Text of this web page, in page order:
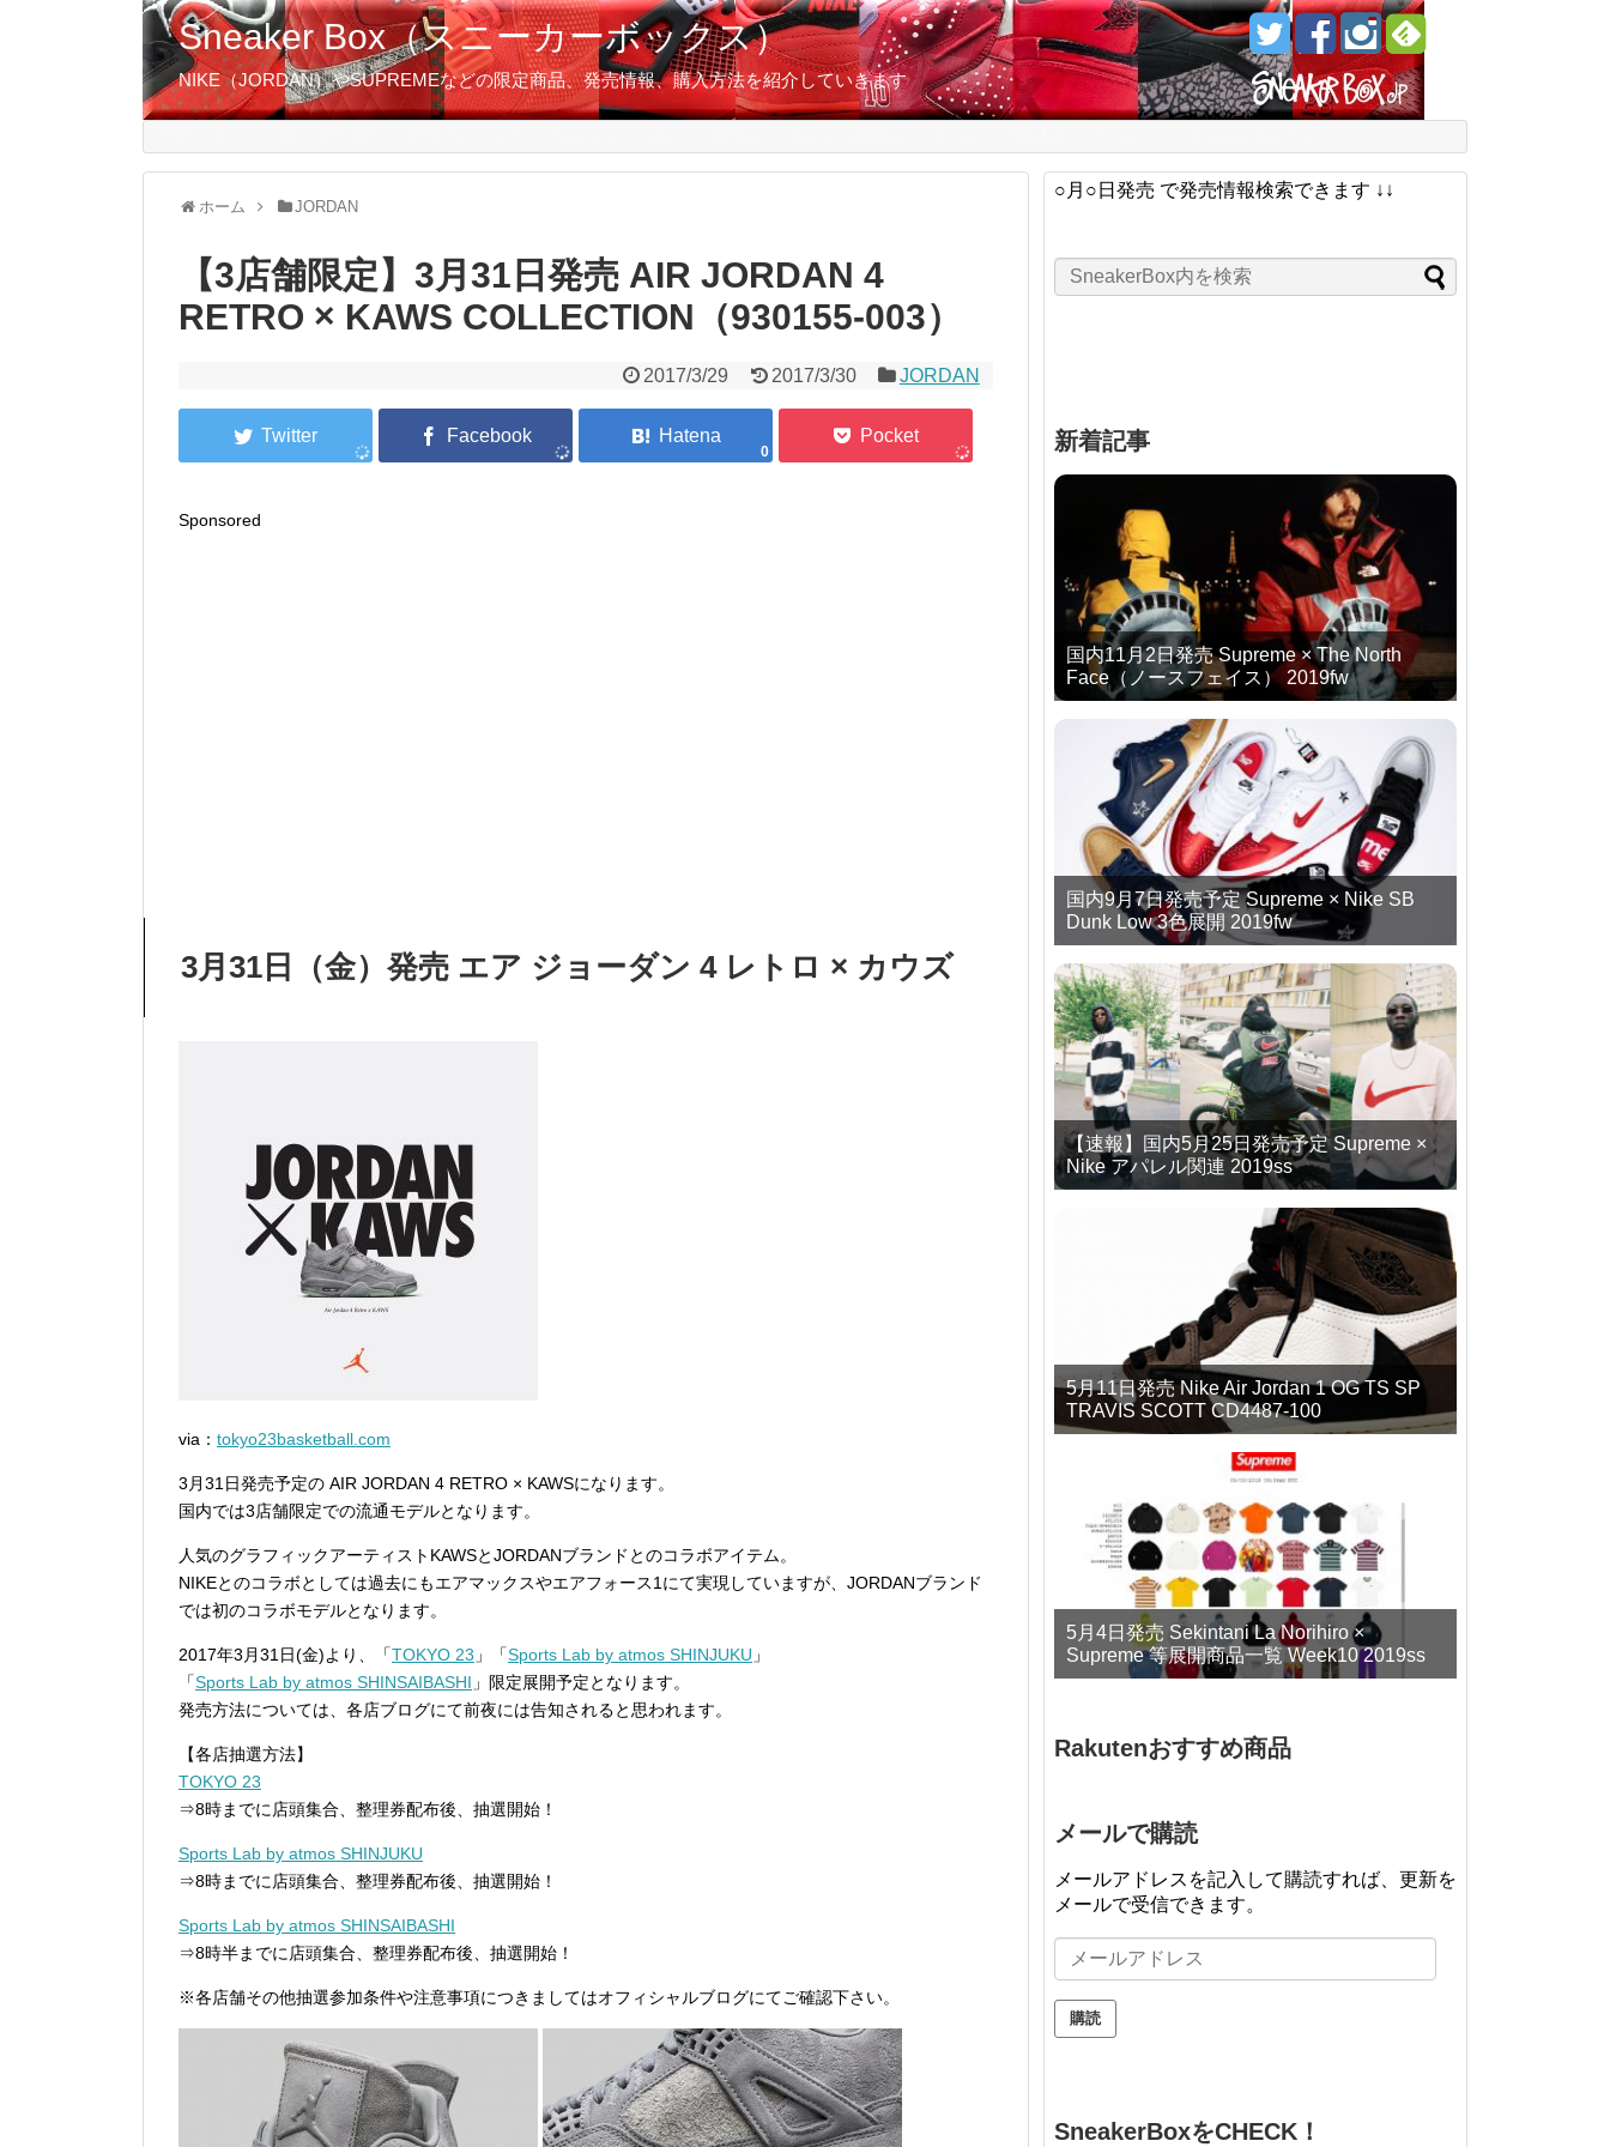
Sneaker Box（スニーカーボックス）
NIKE（JORDAN）やSUPREMEなどの限定商品、発売情報、購入方法を紹介していきます
ホーム JORDAN
【3店舗限定】3月31日発売 AIR JORDAN 4
RETRO × KAWS COLLECTION（930155-003）
2017/3/29 2017/3/30 JORDAN
0
Sponsored
3月31日（金）発売 エア ジョーダン 4 レトロ × カウズ
via： tokyo23basketball.com
3月31日発売予定の AIR JORDAN 4 RETRO × KAWSになります。
国内では3店舗限定での流通モデルとなります。
人気のグラフィックアーティストKAWSとJORDANブランドとのコラボアイテム。
NIKEとのコラボとしては過去にもエアマックスやエアフォース1にて実現していますが、JORDANブランド
では初のコラボモデルとなります。
2017年3月31日(金)より、「TOKYO 23 」「Sports Lab by atmos SHINJUKU 」
「Sports Lab by atmos SHINSAIBASHI 」限定展開予定となります。
発売方法については、各店ブログにて前夜には告知されると思われます。
【各店抽選方法】
TOKYO 23
⇒8時までに店頭集合、整理券配布後、抽選開始！
Sports Lab by atmos SHINJUKU
⇒8時までに店頭集合、整理券配布後、抽選開始！
Sports Lab by atmos SHINSAIBASHI
⇒8時半までに店頭集合、整理券配布後、抽選開始！
※各店舗その他抽選参加条件や注意事項につきましてはオフィシャルブログにてご確認下さい。
○月○日発売 で発売情報検索できます ↓↓
新着記事
国内11月2日発売 Supreme × The North
Face（ノースフェイス） 2019fw
国内9月7日発売予定 Supreme × Nike SB
Dunk Low 3色展開 2019fw
【速報】国内5月25日発売予定 Supreme ×
Nike アパレル関連 2019ss
5月11日発売 Nike Air Jordan 1 OG TS SP
TRAVIS SCOTT CD4487-100
5月4日発売 Sekintani La Norihiro ×
Supreme 等展開商品一覧 Week10 2019ss
Rakutenおすすめ商品
メールで購読
メールアドレスを記入して購読すれば、更新を
メールで受信できます。
メ
ー
ル
ア
SneakerBoxをCHECK！